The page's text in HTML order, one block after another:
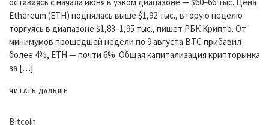
Ethereum (ETH) поднялась выше $1,92 тыс., вторую неделю
торгуясь в диапазоне $1,83–1,95 тыс., пишет РБК Крипто. От
минимумов прошедшей недели по 9 августа BTC прибавил
более 4%, ETH — почти 6%. Общая капитализация крипторынка
за […]
ЧИТАТЬ ДАЛЬШЕ
Bitcoin